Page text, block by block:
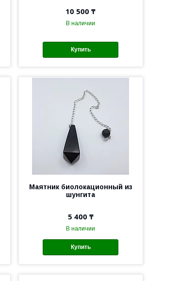
10 500 ₸
В наличии
Купить
Маятник биолокационный из
шунгита
5 400 ₸
В наличии
Купить